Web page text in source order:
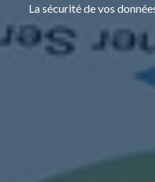
La sécurité de vos